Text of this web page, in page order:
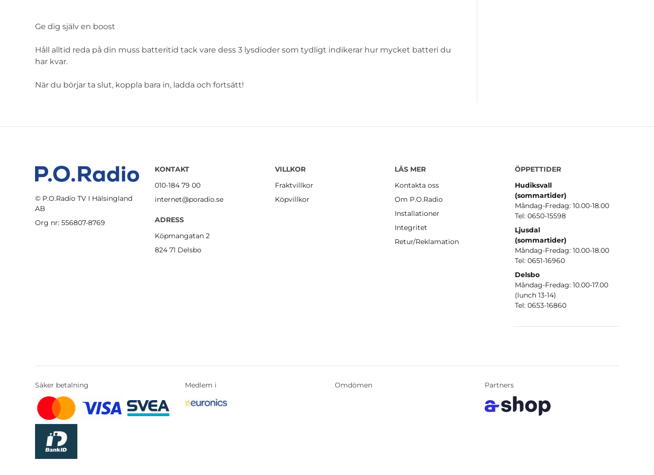
Ge dig själv en boost
Håll alltid reda på din muss batteritid tack vare dess 3 lysdioder som tydligt indikerar hur mycket batteri du
har kvar.
När du börjar ta slut, koppla bara in, ladda och fortsätt!
© P.O.Radio TV I Hälsingland
AB
Org nr: 556807-8769
KONTAKT
010-184 79 00
internet@poradio.se
ADRESS
Köpmangatan 2
824 71 Delsbo
VILLKOR
Fraktvillkor
Köpvillkor
LÄS MER
Kontakta oss
Om P.O.Radio
Installationer
Integritet
Retur/Reklamation
ÖPPETTIDER
Hudiksvall
(sommartider)
Måndag-Fredag: 10.00-18.00
Tel: 0650-15598
Ljusdal
(sommartider)
Måndag-Fredag: 10.00-18.00
Tel: 0651-16960
Delsbo
Måndag-Fredag: 10.00-17.00
(lunch 13-14)
Tel: 0653-16860
Säker betalning Medlem i Omdömen Partners